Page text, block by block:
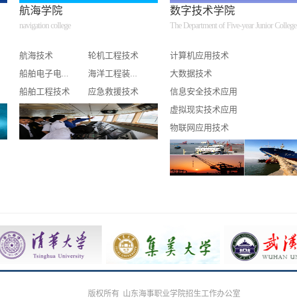
航海学院
navigation college
航海技术
轮机工程技术
船舶电子电...
海洋工程装...
船舶工程技术
应急救援技术
数字技术学院
The Department of Five-year Junior College
计算机应用技术
大数据技术
信息安全技术应用
虚拟现实技术应用
物联网应用技术
版权所有 山东海事职业学院招生工作办公室